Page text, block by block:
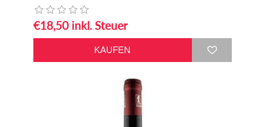
€18,50 inkl. Steuer